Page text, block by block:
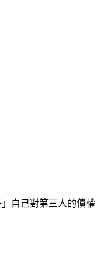
自己對第三人的債權